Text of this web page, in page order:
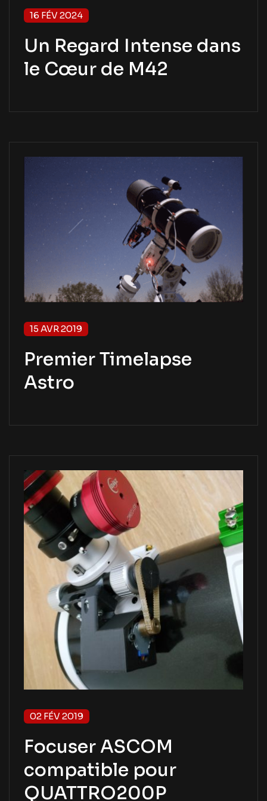
16 FÉV 2024
Un Regard Intense dans
le Cœur de M42
15 AVR 2019
Premier Timelapse
Astro
02 FÉV 2019
Focuser ASCOM
compatible pour
QUATTRO200P